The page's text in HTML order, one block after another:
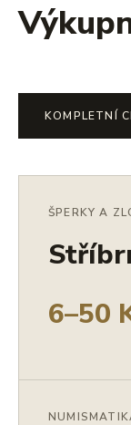
KOMPLETNÍ
ŠPERKY A
6–50